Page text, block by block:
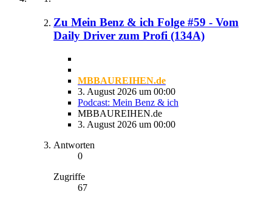
Zu Mein Benz & ich Folge #59 - Vom
Daily Driver zum Profi (134A)
MBBAUREIHEN.de
3. August 2026 um 00:00
Podcast: Mein Benz & ich
MBBAUREIHEN.de
3. August 2026 um 00:00
Antworten
0
Zugriffe
67